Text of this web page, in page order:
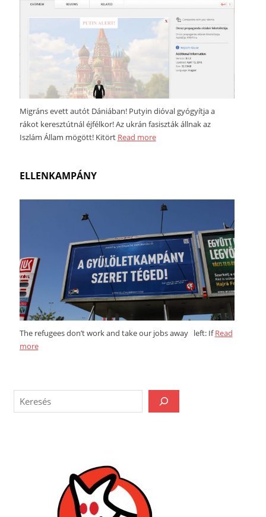
Migráns evett autót Dániában! Putyin dióval gyógyítja a
rákot keresztútnál éjfélkor! Az ukrán fasiszták állnak az
Iszlám Állam mögött! Kitört Read more
ELLENKAMPÁNY
The refugees don’t work and take our jobs away left: IfRead
more